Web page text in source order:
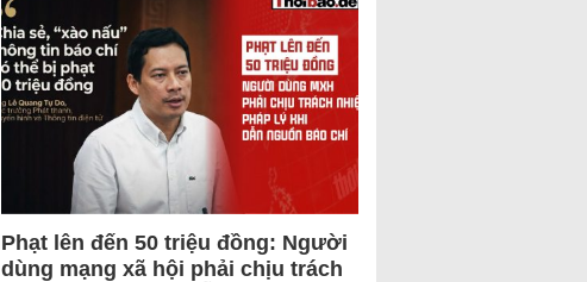
Phạt lên đến 50 triệu đồng: Người
dùng mạng xã hội phải chịu trách